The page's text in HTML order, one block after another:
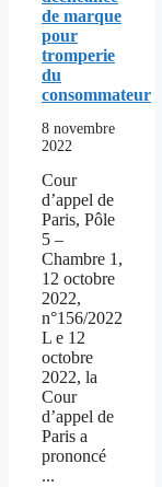
de marque
pour
tromperie
du
consommateur
8 novembre
2022
Cour
d’appel de
Paris, Pôle
5 –
Chambre 1,
12 octobre
2022,
n°156/2022
L e 12
octobre
2022, la
Cour
d’appel de
Paris a
prononcé
...